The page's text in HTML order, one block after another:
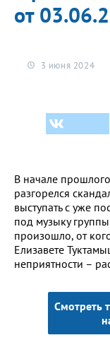
от
3 июня 2024
В начале
разгорелся
выступать с уже
под музыку
произошло, от
Елизавете
неприятности –
Смотреть